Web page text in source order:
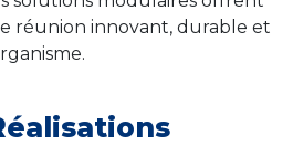
réunion innovant, durable et